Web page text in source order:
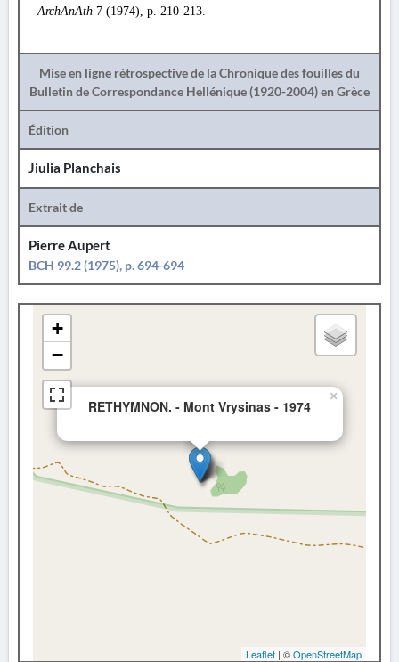
ArchAnAth 7 (1974), p. 210-213.
Mise en ligne rétrospective de la Chronique des fouilles du
Bulletin de Correspondance Hellénique (1920-2004) en Grèce
Édition
Jiulia Planchais
Extrait de
Pierre Aupert
BCH 99.2 (1975), p. 694-694
RETHYMNON. - Mont Vrysinas - 1974
×
+
−
Leaflet | ©OpenStreetMap